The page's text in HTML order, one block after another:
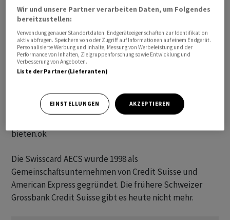
Das gab am Samstagabend die Medienstelle des in
Horgen ZH ansässigen Unternehmens auf Anfrage
bekannt. Der «Blick» hatte zuvor online über die
bevorstehende Reorganisation berichtet.
Medienstelle mit der Aussage, es gelte, die langfristige
Nachhaltigkeit des Unternehmens zu sichern und der
bieten.ok
Die Swisscard AECS wurde 1998 als
Gemeinschaftsunternehmen von Credit Suisse und
American Express gegründet. Die frühere Schweizer
Grossbank Credit Suisse gibt es heute nicht mehr.
Wir und unsere Partner verarbeiten Daten, um Folgendes
bereitzustellen:
Verwendung genauer Standortdaten. Endgeräteeigenschaften zur Identifikation
aktiv abfragen. Speichern von oder Zugriff auf Informationen auf einem Endgerät.
Personalisierte Werbung und Inhalte, Messung von Werbeleistung und der
Performance von Inhalten, Zielgruppenforschung sowie Entwicklung und
Verbesserung von Angeboten.
Liste der Partner (Lieferanten)
EINSTELLUNGEN AKZEPTIEREN